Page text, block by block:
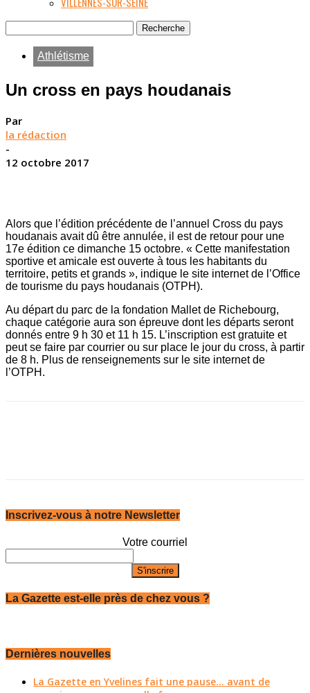
Athlétisme
Un cross en pays houdanais
Par
la rédaction
-
12 octobre 2017
Alors que l’édition précédente de l’annuel Cross du pays
houdanais avait dû être annulée, il est de retour pour une
17e édition ce dimanche 15 octobre. « Cette manifestation
sportive et amicale est ouverte à tous les habitants du
territoire, petits et grands », indique le site internet de l’Office
de tourisme du pays houdanais (OTPH).
Au départ du parc de la fondation Mallet de Richebourg,
chaque catégorie aura son épreuve dont les départs seront
donnés entre 9 h 30 et 11 h 15. L’inscription est gratuite et
peut se faire par courrier ou sur place le jour du cross, à partir
de 8 h. Plus de renseignements sur le site internet de
l’OTPH.
Inscrivez-vous à notre Newsletter
Votre courriel
La Gazette est-elle près de chez vous ?
Dernières nouvelles
La Gazette en Yvelines fait une pause... avant de